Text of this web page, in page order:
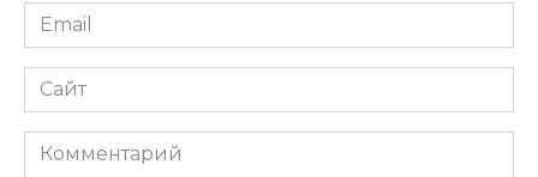
Email
*
Сайт
Комментарий